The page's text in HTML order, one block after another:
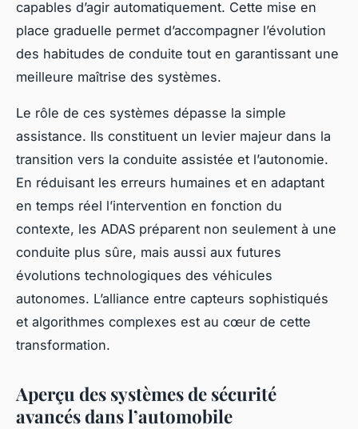
capables d’agir automatiquement. Cette mise en
place graduelle permet d’accompagner l’évolution
des habitudes de conduite tout en garantissant une
meilleure maîtrise des systèmes.
Le rôle de ces systèmes dépasse la simple
assistance. Ils constituent un levier majeur dans la
transition vers la conduite assistée et l’autonomie.
En réduisant les erreurs humaines et en adaptant
en temps réel l’intervention en fonction du
contexte, les ADAS préparent non seulement à une
conduite plus sûre, mais aussi aux futures
évolutions technologiques des véhicules
autonomes. L’alliance entre capteurs sophistiqués
et algorithmes complexes est au cœur de cette
transformation.
Aperçu des systèmes de sécurité
avancés dans l’automobile